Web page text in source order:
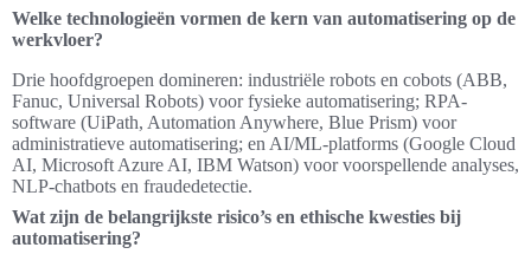
Welke technologieën vormen de kern van automatisering op de
werkvloer?
Drie hoofdgroepen domineren: industriële robots en cobots (ABB,
Fanuc, Universal Robots) voor fysieke automatisering; RPA-
software (UiPath, Automation Anywhere, Blue Prism) voor
administratieve automatisering; en AI/ML-platforms (Google Cloud
AI, Microsoft Azure AI, IBM Watson) voor voorspellende analyses,
NLP-chatbots en fraudedetectie.
Wat zijn de belangrijkste risico’s en ethische kwesties bij
automatisering?